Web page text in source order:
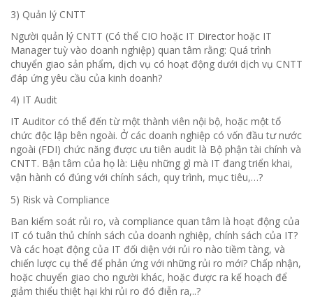
3) Quản lý CNTT
Người quản lý CNTT (Có thể CIO hoặc IT Director hoặc IT
Manager tuỳ vào doanh nghiệp) quan tâm rằng: Quá trình
chuyển giao sản phẩm, dịch vụ có hoạt động dưới dịch vụ CNTT
đáp ứng yêu cầu của kinh doanh?
4) IT Audit
IT Auditor có thể đến từ một thành viên nội bộ, hoặc một tổ
chức độc lập bên ngoài. Ở các doanh nghiệp có vốn đầu tư nước
ngoài (FDI) chức năng được ưu tiên audit là Bộ phận tài chính và
CNTT. Bận tâm của họ là: Liệu những gì mà IT đang triển khai,
vận hành có đúng với chính sách, quy trình, mục tiêu,…?
5) Risk và Compliance
Ban kiểm soát rủi ro, và compliance quan tâm là hoạt động của
IT có tuân thủ chính sách của doanh nghiệp, chính sách của IT?
Và các hoạt động của IT đối diện với rủi ro nào tiềm tàng, và
chiến lược cụ thể để phản ứng với những rủi ro mới? Chấp nhận,
hoặc chuyển giao cho người khác, hoặc được ra kế hoạch để
giảm thiểu thiệt hại khi rủi ro đó điễn ra,..?